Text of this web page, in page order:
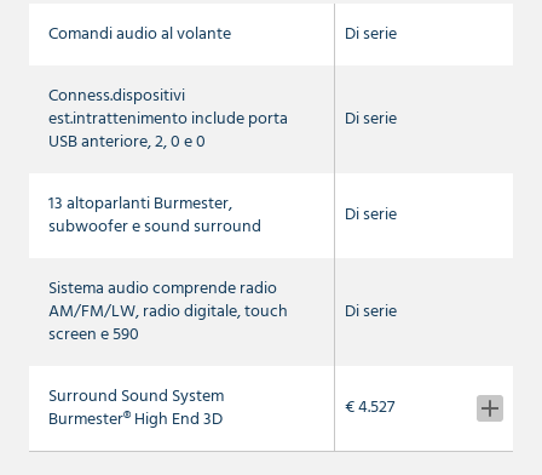
Comandi audio al volante Di serie
Conness.dispositivi
est.intrattenimento include porta
USB anteriore, 2, 0 e 0
Di serie
13 altoparlanti Burmester,
subwoofer e sound surround
Di serie
Sistema audio comprende radio
AM/FM/LW, radio digitale, touch
screen e 590
Di serie
Surround Sound System
Burmester® High End 3D
€ 4.527